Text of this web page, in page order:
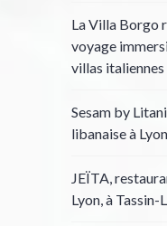
La Villa Borgo
voyage
villas italiennes
Sesam by
libanaise à
JEÏTA,
Lyon, à